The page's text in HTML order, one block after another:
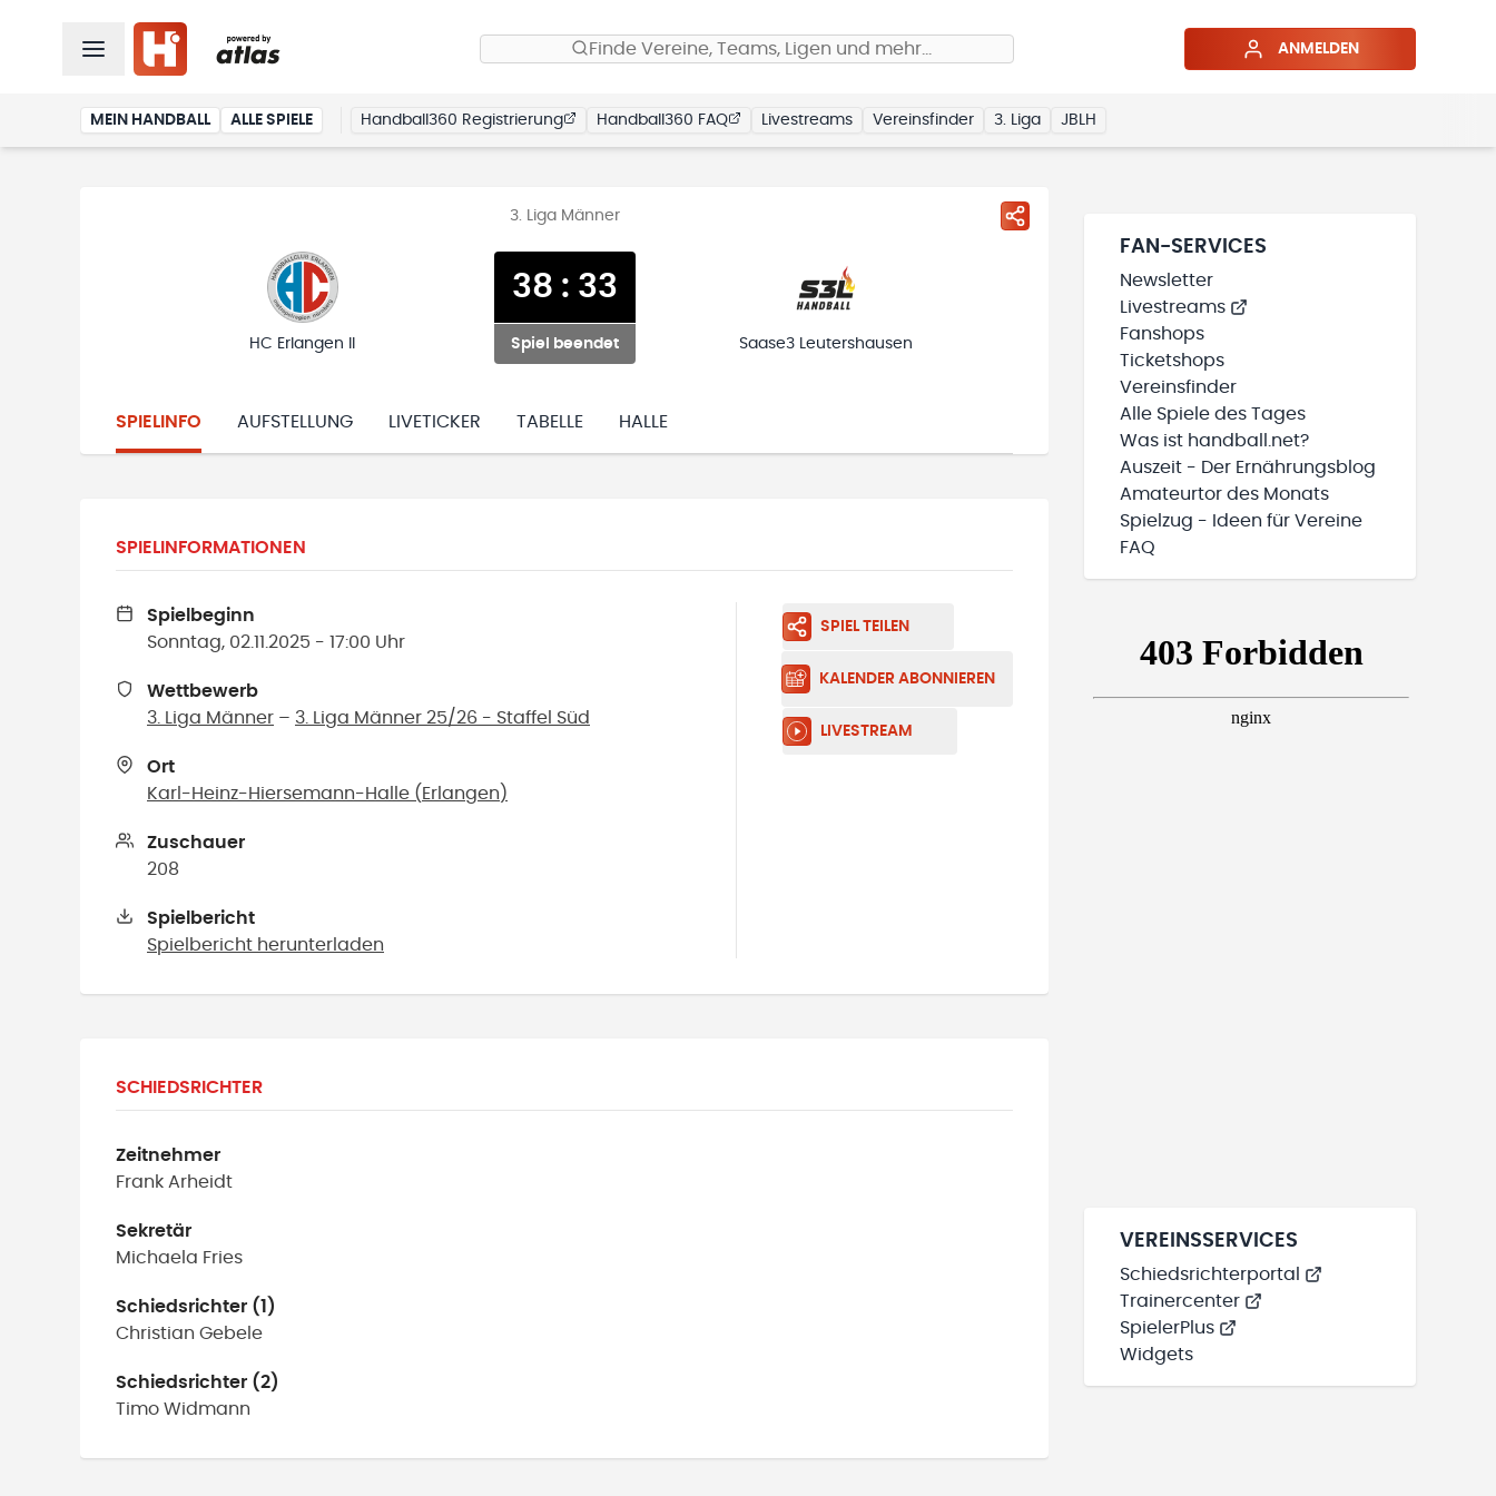
Finde Vereine, Teams, Ligen und mehr… ANMELDEN
MEIN HANDBALL ALLE SPIELE Handball360 Registrierung Handball360 FAQ Livestreams Vereinsfinder 3. Liga JBLH
3. Liga Männer
HC Erlangen II
38 : 33
Spiel beendet Saase3 Leutershausen
SPIELINFO AUFSTELLUNG LIVETICKER TABELLE HALLE
SPIELINFORMATIONEN
Spielbeginn
Sonntag, 02.11.2025 - 17:00 Uhr
Wettbewerb
3. Liga Männer – 3. Liga Männer 25/26 - Staffel Süd
Ort
Karl-Heinz-Hiersemann-Halle ( Erlangen )
Zuschauer
208
Spielbericht
Spielbericht herunterladen
SPIEL TEILEN
KALENDER ABONNIEREN
LIVESTREAM
SCHIEDSRICHTER
Zeitnehmer
Frank Arheidt
Sekretär
Michaela Fries
Schiedsrichter (1)
Christian Gebele
Schiedsrichter (2)
Timo Widmann
FAN-SERVICES
Newsletter
Livestreams
Fanshops
Ticketshops
Vereinsfinder
Alle Spiele des Tages
Was ist handball.net?
Auszeit - Der Ernährungsblog
Amateurtor des Monats
Spielzug - Ideen für Vereine
FAQ
VEREINSSERVICES
Schiedsrichterportal
Trainercenter
SpielerPlus
Widgets